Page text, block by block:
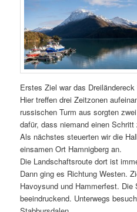
Erstes Ziel war das
Hier treffen drei Zeitzonen
russischen Turm aus sorgten
dafür, dass niemand einen Schritt
Als nächstes steuerten wir die
einsamen Ort Hamnigberg an.
Die Landschaftsroute dort ist
Dann ging es Richtung Westen.
Havoysund und Hammerfest. Die
beeindruckend. Unterwegs